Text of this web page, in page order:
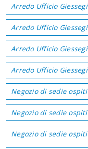
Arredo Ufficio
Arredo Ufficio
Arredo Ufficio
Arredo Ufficio
Negozio di sedie
Negozio di sedie
Negozio di sedie